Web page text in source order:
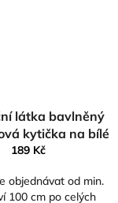
látka bavlněný
kytička na bílé
189 Kč
objednávat od min.
100 cm po celých